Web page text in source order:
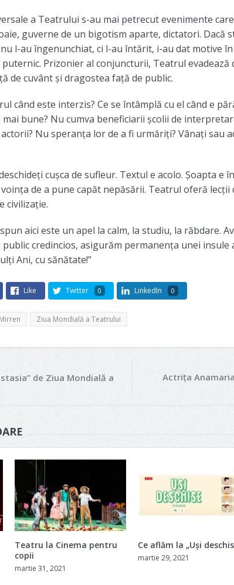
a Teatrului s-au mai petrecut evenimente
guverne de un bigotism aparte, dictatori. Dacă
l-au îngenunchiat, ci l-au întărit, i-au dat motive
Prizonier al conjuncturii, Teatrul evadează
de cuvânt și dragostea față de public.
când este interzis? Ce se întâmplă cu el când e
bune? Nu cumva beneficiarii școlii de
Nu speranța lor de a fi urmăriți? Vânați sau
cușca de sufleur. Textul e acolo. Șoapta e
de a pune capăt nepăsării. Teatrul oferă lecții
civilizație.
aici este un apel la calm, la studiu, la răbdare.
credincios, asigurăm permanența unei insule
Ani, cu sănătate!”
Like Twitter 0 LinkedIn 0
Ziua Mondială a Teatrului
de Ziua Mondială a
Actrița
Teatru la Cinema pentru
copii
martie 31, 2021
Ce aflăm la „Uși
martie 29, 2021